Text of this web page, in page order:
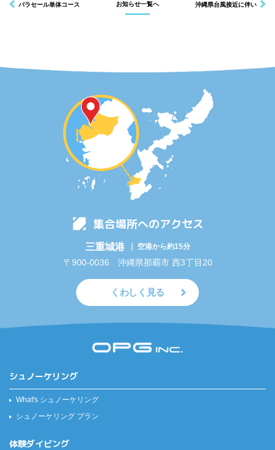
沖縄県台風接近に伴い
お知らせ一覧へ
パラセール単体コース
集合場所へのアクセス
三重城港 ｜ 空港から約15分
〒900-0036 沖縄県那覇市 西3丁目20
くわしく見る
シュノーケリング
What's シュノーケリング
シュノーケリング プラン
体験ダイビング